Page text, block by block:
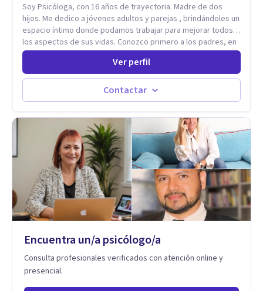
Soy Psicóloga, con 16 años de trayectoria. Madre de dos
hijos. Me dedico a jóvenes adultos y parejas , brindándoles un
espacio íntimo donde podamos trabajar para mejorar todos
los aspectos de sus vidas. Conozco primero a los padres, en
el caso de niños u adolescentes, para luego seguir la terapia
con sus hijos, apuntalándolos en su futuro personal,
universitario y profesional, siempre conteniendo
paralelamente a los padres y brindándoles un espacio de
seguridad. Hago terapia de pareja y adultos con método
Ver perfil
Contactar
Encuentra un/a psicólogo/a
Consulta profesionales verificados con atención online y
presencial.